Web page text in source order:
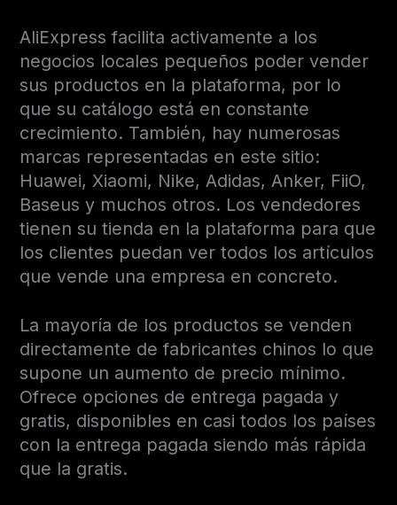
AliExpress facilita activamente a los
negocios locales pequeños poder vender
sus productos en la plataforma, por lo
que su catálogo está en constante
crecimiento. También, hay numerosas
marcas representadas en este sitio:
Huawei, Xiaomi, Nike, Adidas, Anker, FiiO,
Baseus y muchos otros. Los vendedores
tienen su tienda en la plataforma para que
los clientes puedan ver todos los artículos
que vende una empresa en concreto.
La mayoría de los productos se venden
directamente de fabricantes chinos lo que
supone un aumento de precio mínimo.
Ofrece opciones de entrega pagada y
gratis, disponibles en casi todos los países
con la entrega pagada siendo más rápida
que la gratis.